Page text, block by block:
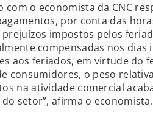
com o economista da CNC
por conta das
impostos pelos
compensadas nos
aos feriados, em virtude do
consumidores, o peso
na atividade comercial
setor”, afirma o economista.